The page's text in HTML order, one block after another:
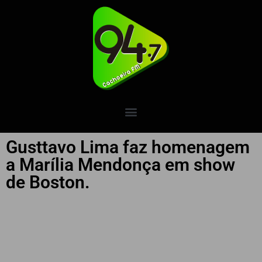
Gusttavo Lima faz homenagem
a Marília Mendonça em show
de Boston.